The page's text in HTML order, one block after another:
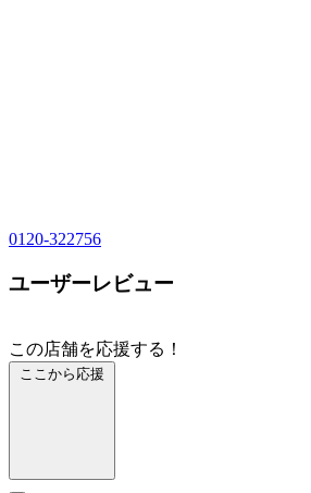
0120-322756
ユーザーレビュー
この店舗を応援する！
ここから応援